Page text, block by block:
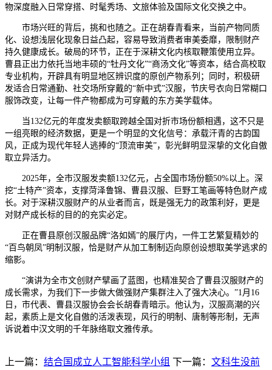
物深度融入日常穿搭、时髦秀场、文旅体验及国际文化交换之中。
市场兴旺的背后，挑和也随之。正在胡春青看来，当前产物同质
化、设想浅层化现象日益凸起，容易导致消费者审美委靡，限制财产
持久健康成长。破局的环节，正在于深耕文化内核取鞭策使用立异。
曹县正出力依托当地丰硕的“牡丹文化”“商汤文化”等资本，结合高校取
专业机构，开辟具有明显地区辨识度的原创产物系列；同时，积极研
发适合日常通勤、社交场所穿戴的“新中式”汉服，节庆号衣向日常糊口
服饰改变，让每一件产物都成为可穿戴的东方美学载体。
当132亿元的年度发卖额取跨越全国对折市场份额相遇，这不只是
一组亮眼的经济数据，更是一个明显的文化信号：承载汗青的古韵国
风，正成为现代年轻人逃捧的“顶流审美”，彰光鲜明显深挚的文化自傲
取立异活力。
2025年，全市汉服发卖额132亿元，占全国市场份额50%以上。深
挖“土特产”资本，支撑菏泽鲁锦、曹县汉服、巨野工笔画等特色财产成
长。对于深耕汉服财产的从业者而言，既是强无力的政策利好，更是
对财产成长标的目的的充实必定。
正在曹县原创汉服品牌“洛如嫣”的展厅内，一件工艺繁复精妙的
“百鸟朝凤”明制汉服，恰是财产从加工制制迈向原创设想取美学逃求的
缩影。
“演讲为全市文创财产擘画了蓝图，也精准契合了曹县汉服财产的
成长需求，为我们下一步做大做强财产集群注入了强大决心。”1月16
日，市代表、曹县汉服协会会长胡春青暗示。他认为，汉服高潮的兴
起，素质上是文化自傲的活泼表现，风行的明制、唐制等形制，无声
诉说着中汉文明的千年脉络取文雅传承。
上一篇： 结合国成立人工智能科学小组 下一篇： 文科生没前